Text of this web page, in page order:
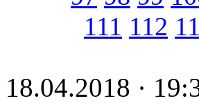
111 112
18.04.2018 ·